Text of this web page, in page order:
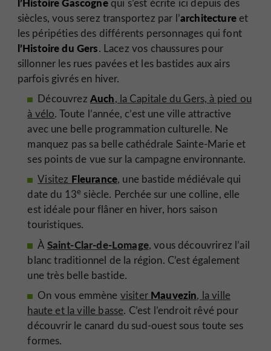
siècles, vous serez transportez par l’architectureet
les péripéties des différents personnages qui font
l’Histoire du Gers. Lacez vos chaussures pour
sillonner les rues pavées et les bastides aux airs
parfois givrés en hiver.
Découvrez Auch, la Capitale du Gers, à pied ou
à vélo. Toute l’année, c’est une ville attractive
avec une belle programmation culturelle. Ne
manquez pas sa belle cathédrale Sainte-Marie et
ses points de vue sur la campagne environnante.
Visitez Fleurance, une bastide médiévale qui
date du 13e siècle. Perchée sur une colline, elle
est idéale pour flâner en hiver, hors saison
touristiques.
À Saint-Clar-de-Lomage, vous découvrirez l’ail
blanc traditionnel de la région. C’est également
une très belle bastide.
On vous emmène visiter Mauvezin, la ville
haute et la ville basse. C’est l’endroit rêvé pour
découvrir le canard du sud-ouest sous toute ses
formes.